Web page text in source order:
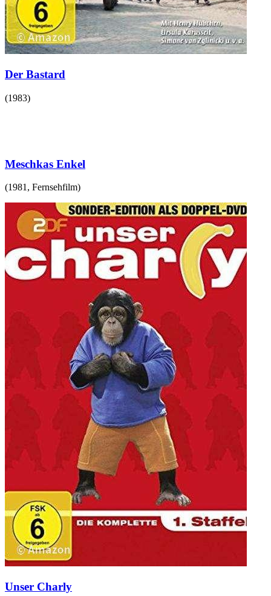
Der Bastard
(1983)
Meschkas Enkel
(1981 , Fernsehfilm)
Unser Charly